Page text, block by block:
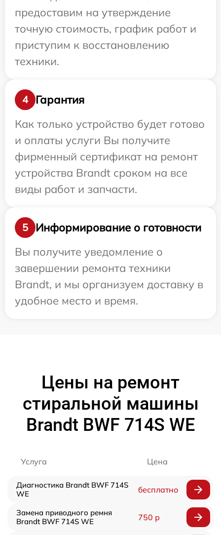
предоставим на утверждение
точную стоимость, график работ и
приступим к восстановлению
техники.
4
Гарантия
Как только устройство будет готово
и оплаты услуги Вы получите
фирменный сертификат на ремонт
устройства Brandt сроком на все
виды работ и запчасти.
5
Информирование о готовности
Вы получите уведомление о
завершении ремонта техники
Brandt, и мы организуем доставку в
удобное место и время.
Цены на ремонт
стиральной машины
Brandt BWF 714S WE
Услуга Цена
Диагностика Brandt BWF 714S
WE
бесплатно
Замена приводного ремня
Brandt BWF 714S WE
750 р